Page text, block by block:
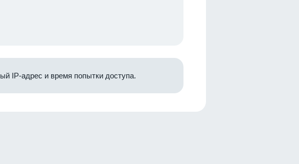
IP-адрес и время попытки доступа.